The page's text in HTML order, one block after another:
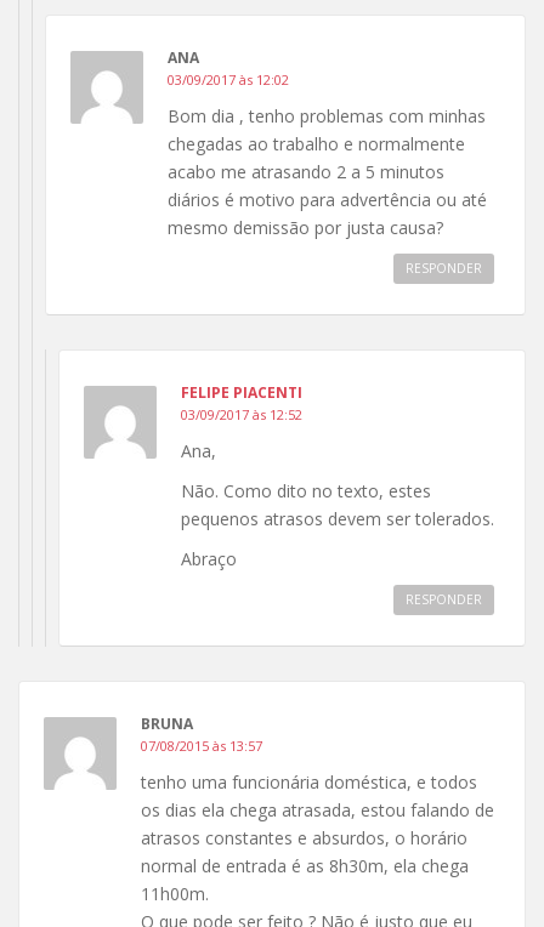
ANA
03/09/2017 às 12:02
Bom dia , tenho problemas com minhas
chegadas ao trabalho e normalmente
acabo me atrasando 2 a 5 minutos
diários é motivo para advertência ou até
mesmo demissão por justa causa?
RESPONDER
FELIPE PIACENTI
03/09/2017 às 12:52
Ana,
Não. Como dito no texto, estes
pequenos atrasos devem ser tolerados.
Abraço
RESPONDER
BRUNA
07/08/2015 às 13:57
tenho uma funcionária doméstica, e todos
os dias ela chega atrasada, estou falando de
atrasos constantes e absurdos, o horário
normal de entrada é as 8h30m, ela chega
11h00m.
O que pode ser feito ? Não é justo que eu